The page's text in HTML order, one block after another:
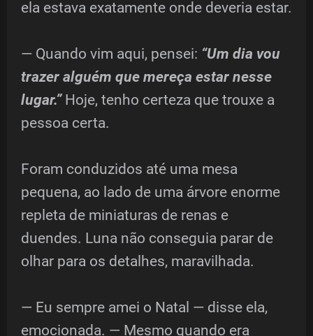
ela estava exatamente onde deveria estar.
— Quando vim aqui, pensei: “Um dia vou
trazer alguém que mereça estar nesse
lugar.”Hoje, tenho certeza que trouxe a
pessoa certa.
Foram conduzidos até uma mesa
pequena, ao lado de uma árvore enorme
repleta de miniaturas de renas e
duendes. Luna não conseguia parar de
olhar para os detalhes, maravilhada.
— Eu sempre amei o Natal — disse ela,
emocionada. — Mesmo quando era